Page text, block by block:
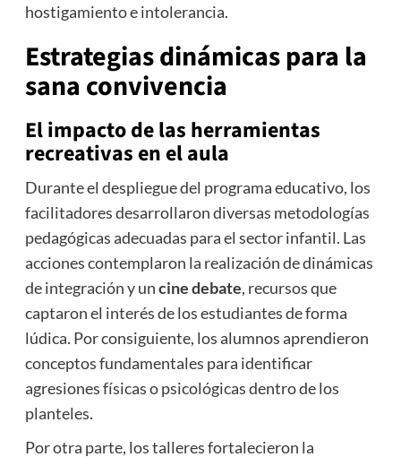
hostigamiento e intolerancia.
Estrategias dinámicas para la
sana convivencia
El impacto de las herramientas
recreativas en el aula
Durante el despliegue del programa educativo, los
facilitadores desarrollaron diversas metodologías
pedagógicas adecuadas para el sector infantil. Las
acciones contemplaron la realización de dinámicas
de integración y uncine debate, recursos que
captaron el interés de los estudiantes de forma
lúdica. Por consiguiente, los alumnos aprendieron
conceptos fundamentales para identificar
agresiones físicas o psicológicas dentro de los
planteles.
Por otra parte, los talleres fortalecieron la